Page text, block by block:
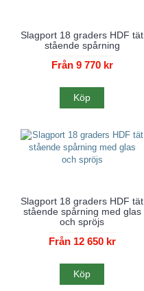
Slagport 18 graders HDF tät
stående spårning
Från 9 770 kr
Köp
Slagport 18 graders HDF tät
stående spårning med glas
och spröjs
Från 12 650 kr
Köp